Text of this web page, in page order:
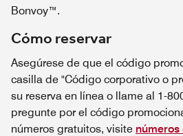
Bonvoy™.
Cómo reservar
Asegúrese de que el código
casilla de "Código corporativo o
su reserva en línea o llame al 1-
pregunte por el código
números gratuitos, visite números